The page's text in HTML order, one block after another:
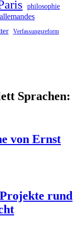
philosophie
Verfassungsreform
Sprachen:
von Ernst
rund